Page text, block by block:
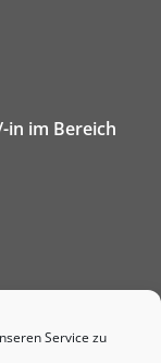
Service zu
in im Bereich
w/d)